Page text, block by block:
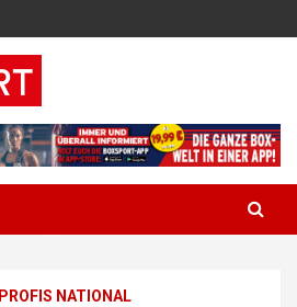
PROFIS NATIONAL